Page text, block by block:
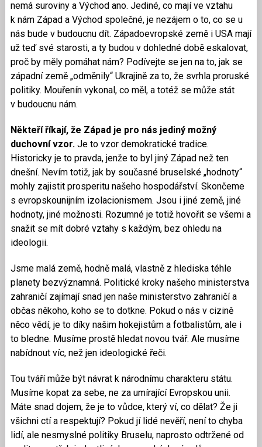
nemá suroviny a Východ ano. Jediné, co mají ve vztahu
k nám Západ a Východ společné, je nezájem o to, co se u
nás bude v budoucnu dít. Západoevropské země i USA mají
už teď své starosti, a ty budou v dohledné době eskalovat,
proč by měly pomáhat nám? Podívejte se jen na to, jak se
západní země „odměnily“ Ukrajině za to, že svrhla proruské
politiky. Mouřenín vykonal, co měl, a totéž se může stát
v budoucnu nám.
Někteří říkají, že Západ je pro nás jediný možný
duchovní vzor. Je to vzor demokratické tradice.
Historicky je to pravda, jenže to byl jiný Západ než ten
dnešní. Nevím totiž, jak by současné bruselské „hodnoty“
mohly zajistit prosperitu našeho hospodářství. Skončeme
s evropskounijním izolacionismem. Jsou i jiné země, jiné
hodnoty, jiné možnosti. Rozumné je totiž hovořit se všemi a
snažit se mít dobré vztahy s každým, bez ohledu na
ideologii.
Jsme malá země, hodně malá, vlastně z hlediska téhle
planety bezvýznamná. Politické kroky našeho ministerstva
zahraničí zajímají snad jen naše ministerstvo zahraničí a
občas někoho, koho se to dotkne. Pokud o nás v cizině
něco vědí, je to díky našim hokejistům a fotbalistům, ale i
to bledne. Musíme prostě hledat novou tvář. Ale musíme
nabídnout víc, než jen ideologické řeči.
Tou tváří může být návrat k národnímu charakteru státu.
Musíme kopat za sebe, ne za umírající Evropskou unii.
Máte snad dojem, že je to vůdce, který ví, co dělat? Že ji
všichni ctí a respektují? Pokud jí lidé nevěří, není to chyba
lidí, ale nesmyslné politiky Bruselu, naprosto odtržené od